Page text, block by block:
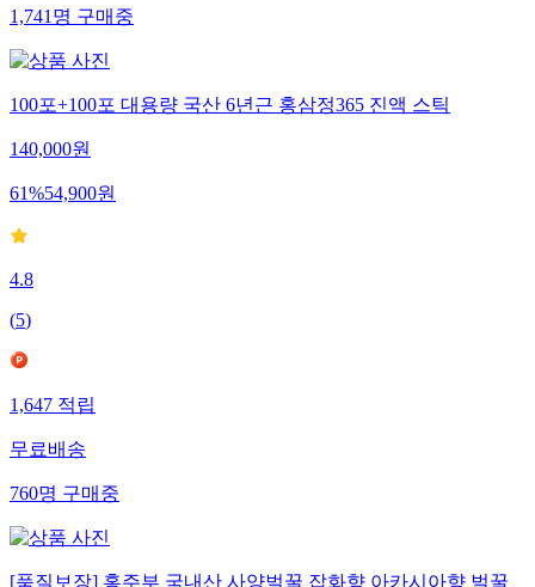
1,741명구매중
100포+100포 대용량 국산 6년근 홍삼정365 진액 스틱
140,000원
61%54,900원
4.8
(5)
1,647적립
무료배송
760명구매중